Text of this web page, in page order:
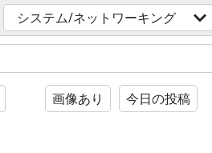
システム/ネットワーキング
画像あり 今日の投稿